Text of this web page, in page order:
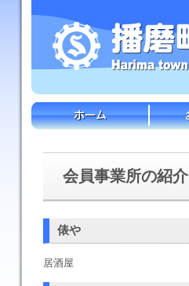
会員事業所の紹介
俵や
居酒屋